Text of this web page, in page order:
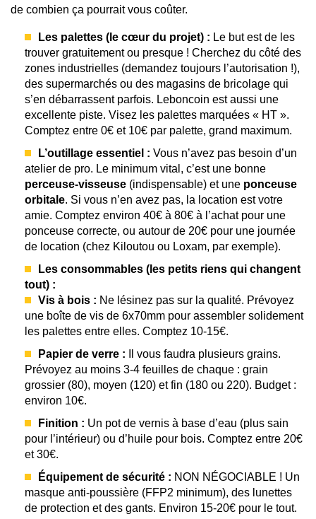
de combien ça pourrait vous coûter.
Les palettes (le cœur du projet) : Le but est de les
trouver gratuitement ou presque ! Cherchez du côté des
zones industrielles (demandez toujours l’autorisation !),
des supermarchés ou des magasins de bricolage qui
s’en débarrassent parfois. Leboncoin est aussi une
excellente piste. Visez les palettes marquées « HT ».
Comptez entre 0€ et 10€ par palette, grand maximum.
L’outillage essentiel : Vous n’avez pas besoin d’un
atelier de pro. Le minimum vital, c’est une bonne
perceuse-visseuse (indispensable) et une ponceuse
orbitale. Si vous n’en avez pas, la location est votre
amie. Comptez environ 40€ à 80€ à l’achat pour une
ponceuse correcte, ou autour de 20€ pour une journée
de location (chez Kiloutou ou Loxam, par exemple).
Les consommables (les petits riens qui changent
tout) :
Vis à bois : Ne lésinez pas sur la qualité. Prévoyez
une boîte de vis de 6x70mm pour assembler solidement
les palettes entre elles. Comptez 10-15€.
Papier de verre : Il vous faudra plusieurs grains.
Prévoyez au moins 3-4 feuilles de chaque : grain
grossier (80), moyen (120) et fin (180 ou 220). Budget :
environ 10€.
Finition : Un pot de vernis à base d’eau (plus sain
pour l’intérieur) ou d’huile pour bois. Comptez entre 20€
et 30€.
Équipement de sécurité : NON NÉGOCIABLE ! Un
masque anti-poussière (FFP2 minimum), des lunettes
de protection et des gants. Environ 15-20€ pour le tout.